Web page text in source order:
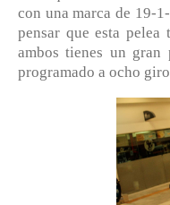
con una marca de 19-
pensar que esta
ambos tienes un gran
programado a ocho